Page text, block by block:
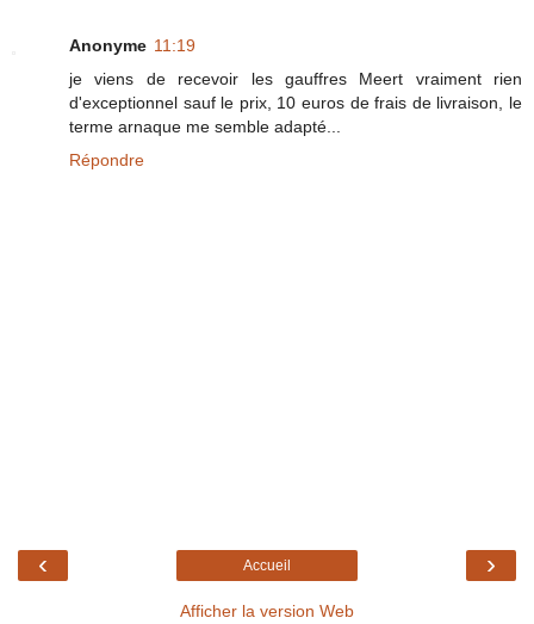
Anonyme 11:19
je viens de recevoir les gauffres Meert vraiment rien
d'exceptionnel sauf le prix, 10 euros de frais de livraison, le
terme arnaque me semble adapté...
Répondre
‹ ›
Accueil
Afficher la version Web